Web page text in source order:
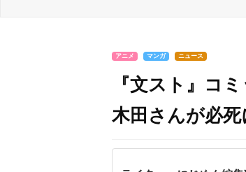
アニメ マンガ ニュース
『文スト』コ
木田さんが必